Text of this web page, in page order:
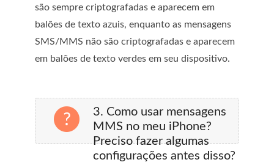
são sempre criptografadas e aparecem em
balões de texto azuis, enquanto as mensagens
SMS/MMS não são criptografadas e aparecem
em balões de texto verdes em seu dispositivo.
3. Como usar mensagens
MMS no meu iPhone?
Preciso fazer algumas
configurações antes disso?